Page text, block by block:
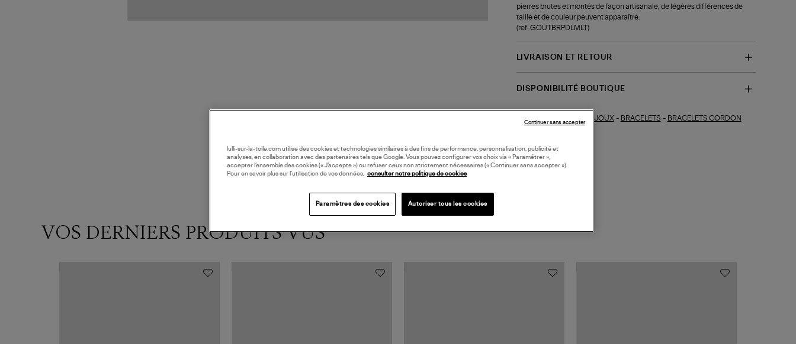
pierres brutes et montés de façon artisanale, de légères différences de
taille et de couleur peuvent apparaître.
(ref-GOUTBRPDLMLT)
LIVRAISON ET RETOUR
DISPONIBILITÉ BOUTIQUE
BIJOUX- BRACELETS - BRACELETS CORDON
VOS DERNIERS PRODUITS VUS
lulli-sur-la-toile.com utilise des cookies et technologies similaires à des fins de performance, personnalisation, publicité et
analyses, en collaboration avec des partenaires tels que Google. Vous pouvez configurer vos choix via « Paramétrer »,
accepter l’ensemble des cookies (« J’accepte ») ou refuser ceux non strictement nécessaires (« Continuer sans accepter »).
Pour en savoir plus sur l’utilisation de vos données,
consulter notre politique de cookies
Paramètres des cookies Autoriser tous les cookies
Continuer sans accepter